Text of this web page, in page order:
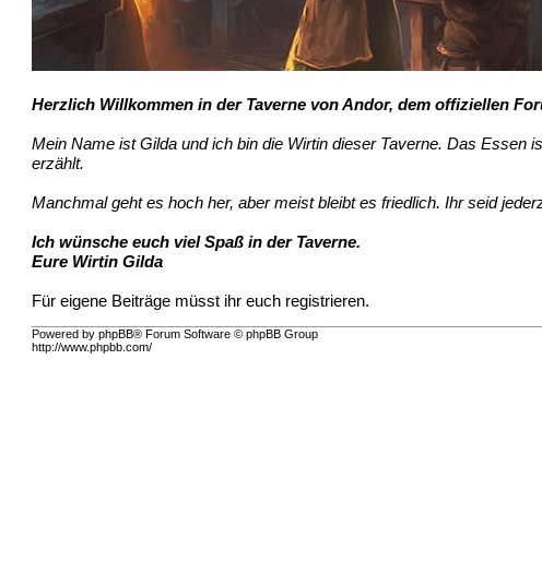
Herzlich Willkommen in der Taverne von Andor, dem offiziellen
Mein Name ist Gilda und ich bin die Wirtin dieser Taverne. Das Essen
erzählt.
Manchmal geht es hoch her, aber meist bleibt es friedlich. Ihr seid
Ich wünsche euch viel Spaß in der Taverne.
Eure Wirtin Gilda
Für eigene Beiträge müsst ihr euch registrieren.
Powered by phpBB® Forum Software © phpBB Group
http://www.phpbb.com/